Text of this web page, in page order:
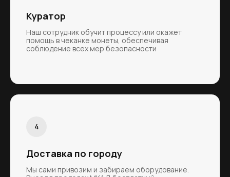
Куратор
Наш сотрудник обучит процессу или окажет
помощь в чеканке монеты, обеспечивая
соблюдение всех мер безопасности
Доставка по городу
Мы сами привозим и забираем оборудование.